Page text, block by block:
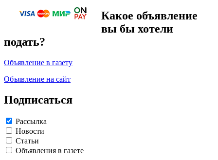
Какое объявление
вы бы хотели
подать?
Объявление в газету
Объявление на сайт
Подписаться
Рассылка
Новости
Статьи
Объявления в газете